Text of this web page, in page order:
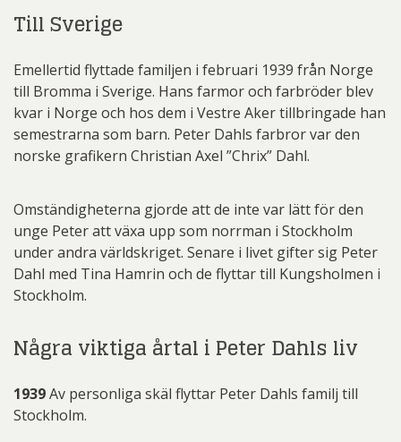
Till Sverige
Emellertid flyttade familjen i februari 1939 från Norge
till Bromma i Sverige. Hans farmor och farbröder blev
kvar i Norge och hos dem i Vestre Aker tillbringade han
semestrarna som barn. Peter Dahls farbror var den
norske grafikern Christian Axel ”Chrix” Dahl.
Omständigheterna gjorde att de inte var lätt för den
unge Peter att växa upp som norrman i Stockholm
under andra världskriget. Senare i livet gifter sig Peter
Dahl med Tina Hamrin och de flyttar till Kungsholmen i
Stockholm.
Några viktiga årtal i Peter Dahls liv
1939Av personliga skäl flyttar Peter Dahls familj till
Stockholm.